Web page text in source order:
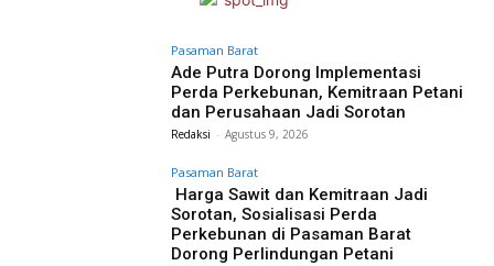
Pasaman Barat
Ade Putra Dorong Implementasi
Perda Perkebunan, Kemitraan Petani
dan Perusahaan Jadi Sorotan
Redaksi - Agustus 9, 2026
Pasaman Barat
Harga Sawit dan Kemitraan Jadi
Sorotan, Sosialisasi Perda
Perkebunan di Pasaman Barat
Dorong Perlindungan Petani